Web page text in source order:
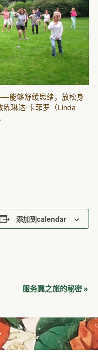
能够舒缓思绪，放松身
琳达·卡菲罗（Linda
添加到calendar
服务翼之旅的秘密 »